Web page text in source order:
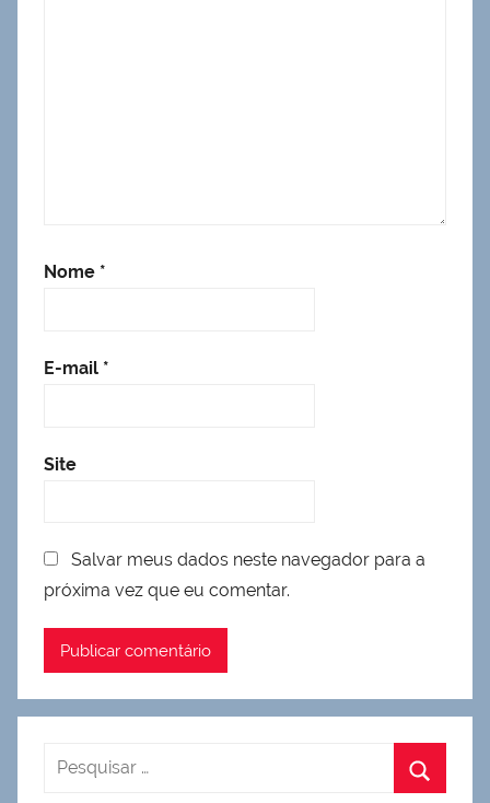
Nome *
E-mail *
Site
Salvar meus dados neste navegador para a
próxima vez que eu comentar.